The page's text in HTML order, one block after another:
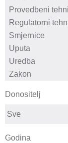
Donositelj
Godina